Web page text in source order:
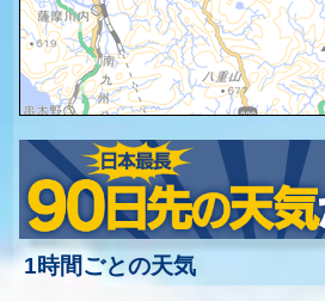
1時間ごとの天気